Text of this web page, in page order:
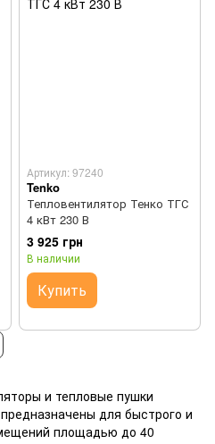
и тепловые пушки
для быстрого и
площадью до 40
Артикул: 97240
Tenko
Тепловентилятор Тенко ТГС
4 кВт 230 В
3 925 грн
В наличии
Купить